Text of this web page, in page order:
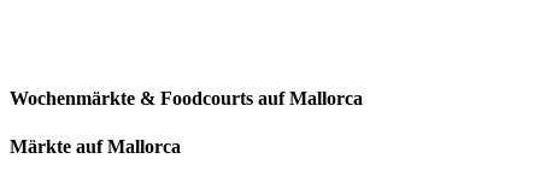
Wochenmärkte & Foodcourts auf Mallorca
Märkte auf Mallorca